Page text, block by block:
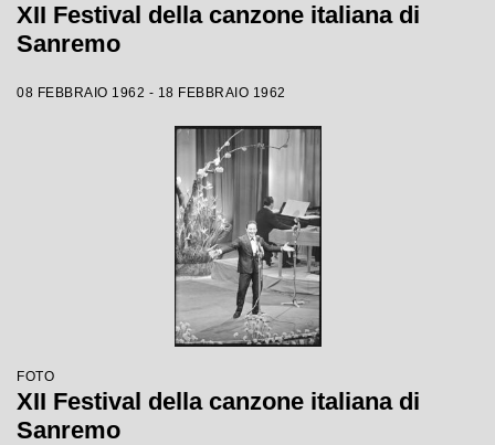
XII Festival della canzone italiana di
Sanremo
08 FEBBRAIO 1962 - 18 FEBBRAIO 1962
FOTO
XII Festival della canzone italiana di
Sanremo